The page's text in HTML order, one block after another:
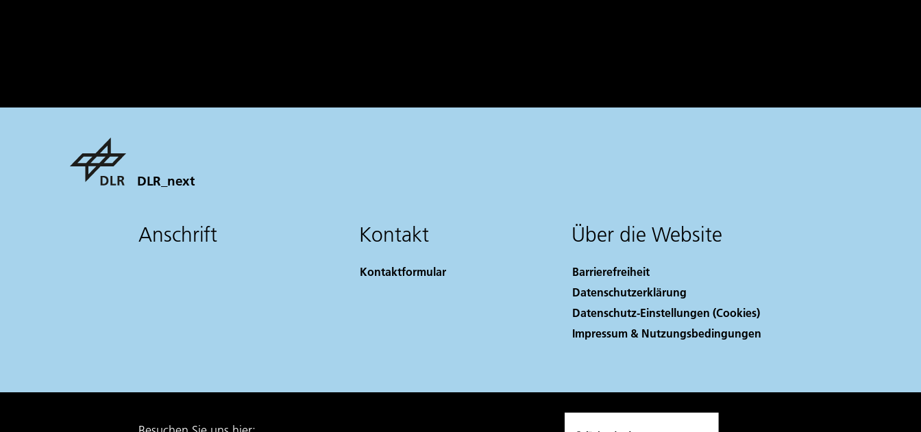
DLR_next
Anschrift Kontakt
Kontaktformular
Über die Website
Barrierefreiheit
Datenschutzerklärung
Datenschutz-Einstellungen (Cookies)
Impressum & Nutzungsbedingungen